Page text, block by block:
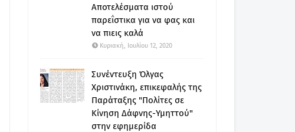
Αποτελέσματα ιστού
παρεΐστικα για να φας και
να πιεις καλά
Κυριακή, Ιουλίου 12, 2020
Συνέντευξη Όλγας
Χριστινάκη, επικεφαλής της
Παράταξης "Πολίτες σε
Κίνηση Δάφνης-Υμηττού"
στην εφημερίδα